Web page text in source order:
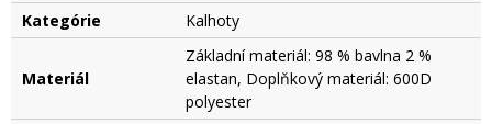
Kategórie
Kalhoty
Materiál
Základní materiál: 98 % bavlna 2 %
elastan, Doplňkový materiál: 600D
polyester